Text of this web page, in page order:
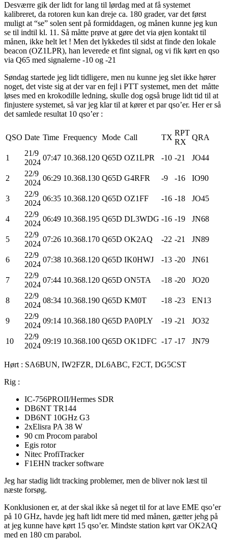
Desværre gik der lidt for lang til lørdag med at få systemet
kalibreret, da rotoren kun kan dreje ca. 180 grader, var det først
muligt at “se” solen sent på formiddagen, og månen kunne jeg kun
se til indtil kl. 11. Så måtte prøve at gøre det via øjen kontakt til
månen, ikke helt let ! Men det lykkedes til sidst at finde den lokale
beacon (OZ1LPR), han leverede et fint signal, og vi fik kørt en qso
via Q65 med signalerne -10 og -21
Søndag startede jeg lidt tidligere, men nu kunne jeg slet ikke hører
noget, det viste sig at der var en fejl i PTT systemet, men det måtte
løses med en krokodille ledning, skulle dog også bruge lidt tid til at
finjustere systemet, så var jeg klar til at kører et par qso’er. Her er så
det samlede resultat 10 qso’er :
QSO Date Time Frequency Mode Call TX
RPT
RX
QRA
1
21/9
2024
07:47 10.368.120 Q65D OZ1LPR -10 -21 JO44
2
22/9
2024
06:29 10.368.130 Q65D G4RFR -9 -16 IO90
3
22/9
2024
06:35 10.368.120 Q65D OZ1FF -16 -18 JO45
4
22/9
2024
06:49 10.368.195 Q65D DL3WDG -16 -19 JN68
5
22/9
2024
07:26 10.368.170 Q65D OK2AQ -22 -21 JN89
6
22/9
2024
07:38 10.368.120 Q65D IK0HWJ -13 -20 JN61
7
22/9
2024
07:44 10.368.120 Q65D ON5TA -18 -20 JO20
8
22/9
2024
08:34 10.368.190 Q65D KM0T -18 -23 EN13
9
22/9
2024
09:14 10.368.180 Q65D PA0PLY -19 -21 JO32
10
22/9
2024
09:19 10.368.100 Q65D OK1DFC -17 -17 JN79
Hørt : SA6BUN, IW2FZR, DL6ABC, F2CT, DG5CST
Rig :
IC-756PROII/Hermes SDR
DB6NT TR144
DB6NT 10GHz G3
2xElisra PA 38 W
90 cm Procom parabol
Egis rotor
Nitec ProfiTracker
F1EHN tracker software
Jeg har stadig lidt tracking problemer, men de bliver nok læst til
næste forsøg.
Konklusionen er, at der skal ikke så neget til for at lave EME qso’er
på 10 GHz, havde jeg haft lidt mere tid med månen, gætter jehg på
at jeg kunne have kørt 15 qso’er. Mindste station kørt var OK2AQ
med en 180 cm parabol.